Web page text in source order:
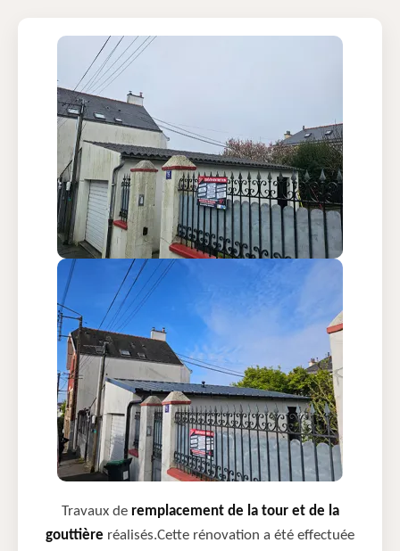
Travaux de remplacement de la tour et de la
gouttière réalisés.Cette rénovation a été effectuée